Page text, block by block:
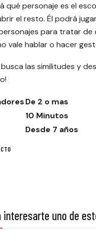
qué personaje es el
el resto. Él podrá
para tratar de
vale hablar o hacer
busca las similitudes y
De 2 o mas
10 Minutos
Desde 7 años
interesarte uno de